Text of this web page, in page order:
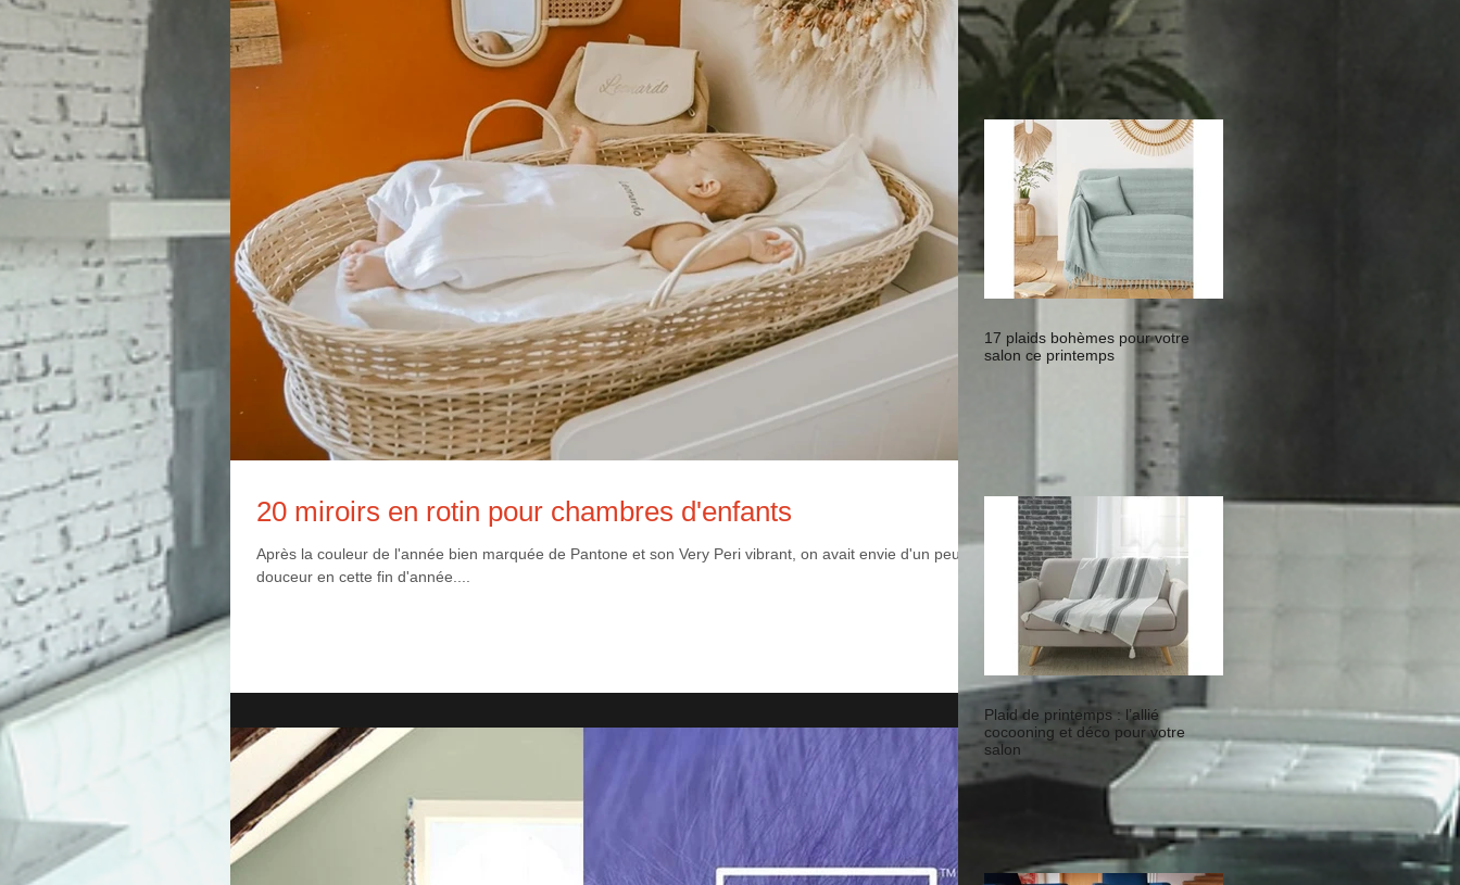
20 miroirs en rotin pour chambres d'enfants
Après la couleur de l'année bien marquée de Pantone et son Very Peri vibrant, on avait envie d'un peu de
douceur en cette fin d'année....
17 plaids bohèmes pour votre
salon ce printemps
Plaid de printemps : l’allié
cocooning et déco pour votre
salon